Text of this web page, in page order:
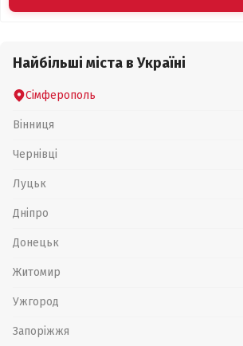
Найбільші міста в Україні
Сімферополь
Вінниця
Чернівці
Луцьк
Дніпро
Донецьк
Житомир
Ужгород
Запоріжжя